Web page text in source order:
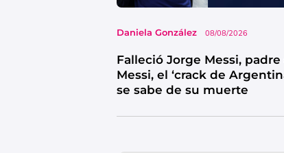
Daniela González 08/08/2026
Falleció Jorge Messi, padre
Messi, el ‘crack de
se sabe de su muerte